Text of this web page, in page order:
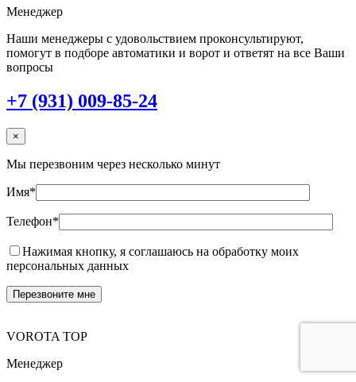
Менеджер
Наши менеджеры с удовольствием проконсультируют,
помогут в подборе автоматики и ворот и ответят на все Ваши
вопросы
+7 (931) 009-85-24
×
Мы перезвоним через несколько минут
Имя*
Телефон*
Нажимая кнопку, я соглашаюсь на обработку моих
персональных данных
VOROTA TOP
Менеджер